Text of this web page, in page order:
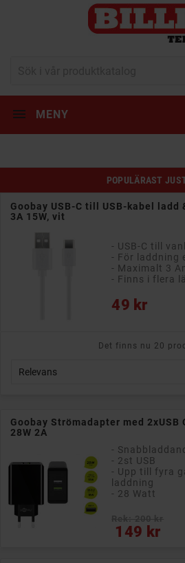
MENY
POPULÄRAST
Goobay USB-C till USB-kabel
3A 15W, vit
- USB-C till
- För laddning
- Maximalt 3
- Finns i flera
49 kr
Pris
Det finns nu 20
Relevans
Goobay Strömadapter med 2xUSB
28W 2A
-
- 2st USB
- Upp till fyra
laddning
- 28 Watt
149 kr
Pris